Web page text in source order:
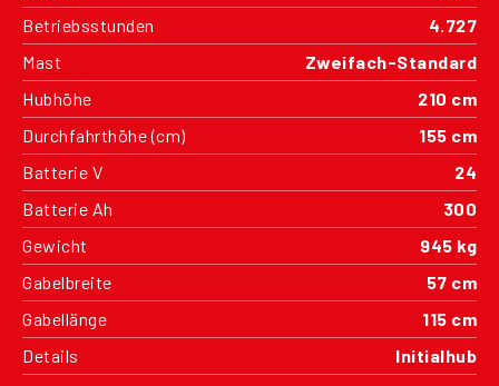
Betriebsstunden
4.727
Mast
Zweifach-Standard
Hubhöhe
210 cm
Durchfahrthöhe (cm)
155 cm
Batterie V
24
Batterie Ah
300
Gewicht
945 kg
Gabelbreite
57 cm
Gabellänge
115 cm
Details
Initialhub